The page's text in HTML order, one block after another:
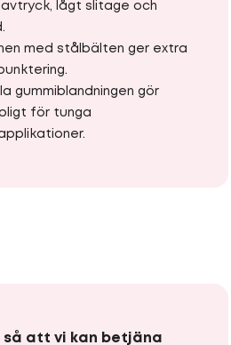
lågt slitage och
med stålbälten ger extra
gummiblandningen gör
för tunga
så att vi kan betjäna